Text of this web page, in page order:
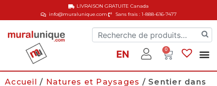
info@muralunique.com Sans frais : 1-888-616-7477
LIVRAISON GRATUITECanada
EN 0
Accueil / Natures et Paysages / Sentier dans